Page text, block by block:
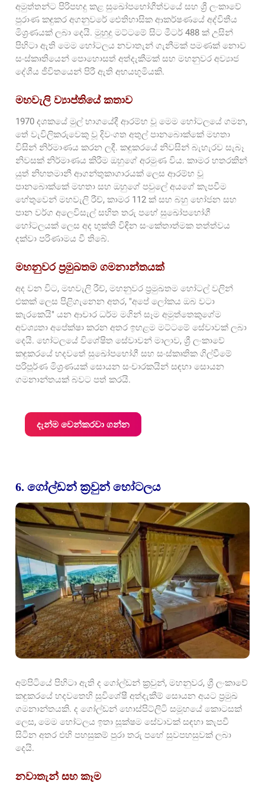
අමුත්තන්ට පිරිපහදු කළ සුඛෝපභෝගීත්වයේ සහ ශ්‍රී ලංකාවේ
පුරාණ කඳුකර අගනුවරේ ඓතිහාසික ආකර්ෂණයේ අද්විතීය
මිශ්‍රණයක් ලබා දෙයි. මුහුදු මට්ටමේ සිට මීටර් 488 ක් උසින්
පිහිටා ඇති මෙම හෝටලය නවාතැන් ගැනීමක් පමණක් නොව
සංස්කෘතියෙන් පොහොසත් අත්දැකීමක් සහ මහනුවර අව්‍යාජ
දේශීය ජීවිතයෙන් පිරී ඇති අභයභූමියකි.
මහවැලි ව්‍යාප්තියේ කතාව
1970 දශකයේ මුල් භාගයේදී ආරම්භ වූ මෙම හෝටලයේ ගමන,
තේ වැවිලිකරුවෙකු වූ දිවංගත අතුල් පානබොක්කේ මහතා
විසින් නිර්මාණය කරන ලදී. කඳුකරයේ නිවසින් බැහැරව සැබෑ
නිවසක් නිර්මාණය කිරීම ඔහුගේ අරමුණ විය. කාමර හතරකින්
යුත් නිහතමානී ආගන්තුකාගාරයක් ලෙස ආරම්භ වූ
පානබොක්කේ මහතා සහ ඔහුගේ පවුලේ අයගේ කැපවීම
හේතුවෙන් මහවැලි රීච්, කාමර 112 ක් සහ බහු භෝජන සහ
පාන වර්ග අලෙවිසැල් සහිත තරු පහේ සුඛෝපභෝගී
හෝටලයක් ලෙස අද භුක්ති විඳින සංකේතාත්මක තත්ත්වය
දක්වා පරිණාමය වී තිබේ.
මහනුවර ප්‍රමුඛතම ගමනාන්තයක්
අද වන විට, මහවැලි රීච්, මහනුවර ප්‍රමුඛතම හෝටල් වලින්
එකක් ලෙස පිළිගැනෙන අතර, "අපේ ලෝකය ඔබ වටා
කැරකෙයි" යන ආචාර ධර්ම මගින් සෑම අමුත්තෙකුගේම
අවශ්‍යතා අපේක්ෂා කරන අතර ඉහළම මට්ටමේ සේවාවක් ලබා
දෙයි. හෝටලයේ විශේෂිත සේවාවන් මාලාව, ශ්‍රී ලංකාවේ
කඳුකරයේ හදවතේ සුඛෝපභෝගී සහ සංස්කෘතික ගිල්වීමේ
පරිපූර්ණ මිශ්‍රණයක් සොයන සංචාරකයින් සඳහා සොයන
ගමනාන්තයක් බවට පත් කරයි.
දැන්ම වෙන්කරවා ගන්න
6. ගෝල්ඩන් ක්‍රවුන් හෝටලය
අම්පිටියේ පිහිටා ඇති ද ගෝල්ඩන් ක්‍රවුන්, මහනුවර, ශ්‍රී ලංකාවේ
කඳුකරයේ හදවතෙහි සුවිශේෂී අත්දැකීම් සොයන අයට ප්‍රමුඛ
ගමනාන්තයකි. ද ගෝල්ඩන් හොස්පිට්ලිටි සමූහයේ කොටසක්
ලෙස, මෙම හෝටලය ඉතා සූක්ෂම සේවාවක් සඳහා කැපවී
සිටින අතර එහි පහසුකම් පුරා තරු පහේ සුවපහසුවක් ලබා
දෙයි.
නවාතැන් සහ කෑම